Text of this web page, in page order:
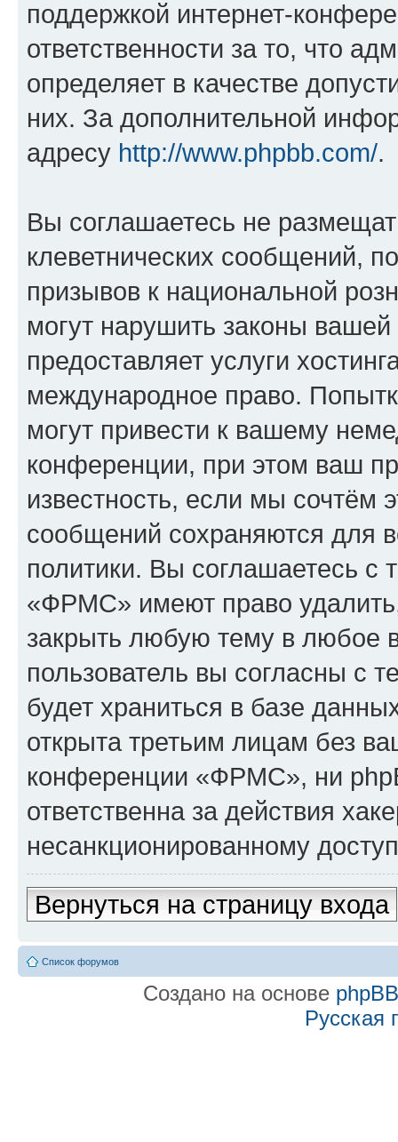
поддержкой интернет-
ответственности за то, что
определяет в качестве
них. За дополнительной
адресу http://www.phpbb.com/.
Вы соглашаетесь не
клеветнических сообщений,
призывов к национальной
могут нарушить законы
предоставляет услуги
международное право.
могут привести к вашему
конференции, при этом ваш
известность, если мы сочтём
сообщений сохраняются для
политики. Вы соглашаетесь
«ФРМС» имеют право
закрыть любую тему в любое
пользователь вы согласны с
будет храниться в базе
открыта третьим лицам без
конференции «ФРМС», ни
ответственна за действия
несанкционированному
Вернуться на страницу входа
Список форумов
Создано на основе phpBB
Русская